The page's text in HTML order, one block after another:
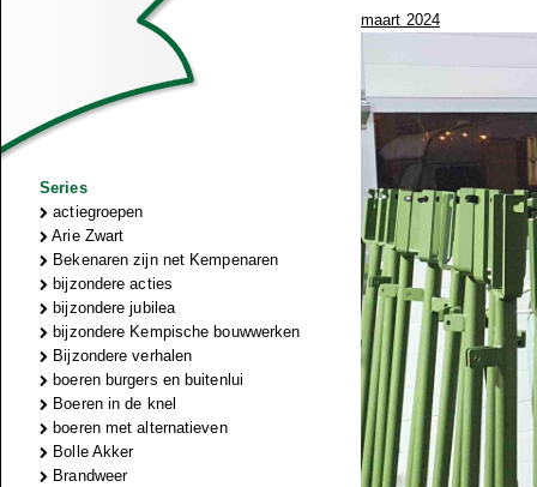
Series
actiegroepen
Arie Zwart
Bekenaren zijn net Kempenaren
bijzondere acties
bijzondere jubilea
bijzondere Kempische bouwwerken
Bijzondere verhalen
boeren burgers en buitenlui
Boeren in de knel
boeren met alternatieven
Bolle Akker
Brandweer
maart 2024